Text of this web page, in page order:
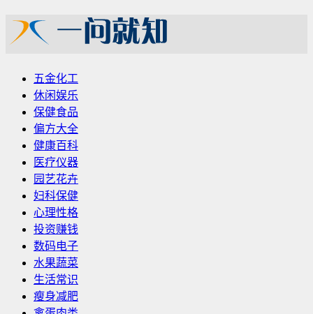
五金化工
休闲娱乐
保健食品
偏方大全
健康百科
医疗仪器
园艺花卉
妇科保健
心理性格
投资赚钱
数码电子
水果蔬菜
生活常识
瘦身减肥